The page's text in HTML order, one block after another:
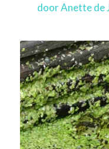
door Anette de